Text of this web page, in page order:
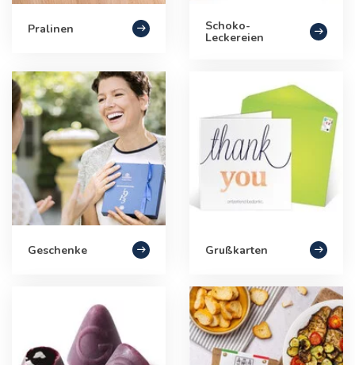
Pralinen Schoko-
Leckereien
Geschenke Grußkarten